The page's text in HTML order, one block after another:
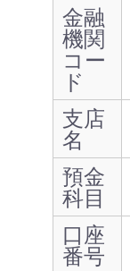
金融
機関
コー
ド
支店
名
預金
科目
口座
番号